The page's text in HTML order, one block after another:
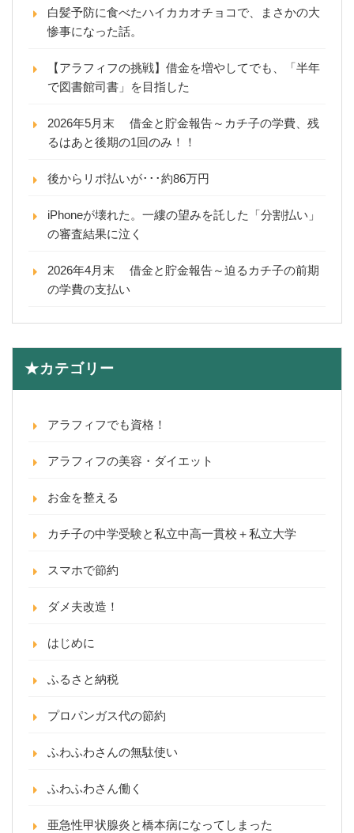
白髪予防に食べたハイカカオチョコで、まさかの大
惨事になった話。
【アラフィフの挑戦】借金を増やしてでも、「半年
で図書館司書」を目指した
2026年5月末 借金と貯金報告～カチ子の学費、残
るはあと後期の1回のみ！！
後からリボ払いが･･･約86万円
iPhoneが壊れた。一縷の望みを託した「分割払い」
の審査結果に泣く
2026年4月末 借金と貯金報告～迫るカチ子の前期
の学費の支払い
★カテゴリー
アラフィフでも資格！
アラフィフの美容・ダイエット
お金を整える
カチ子の中学受験と私立中高一貫校＋私立大学
スマホで節約
ダメ夫改造！
はじめに
ふるさと納税
プロパンガス代の節約
ふわふわさんの無駄使い
ふわふわさん働く
亜急性甲状腺炎と橋本病になってしまった